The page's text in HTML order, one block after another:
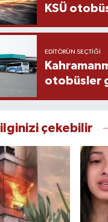
KSÜ
EDITÖRÜN SEÇTIĞI
otobüsler
ilginizi çekebilir